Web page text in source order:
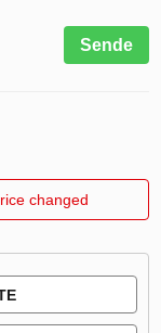
Sende
changed